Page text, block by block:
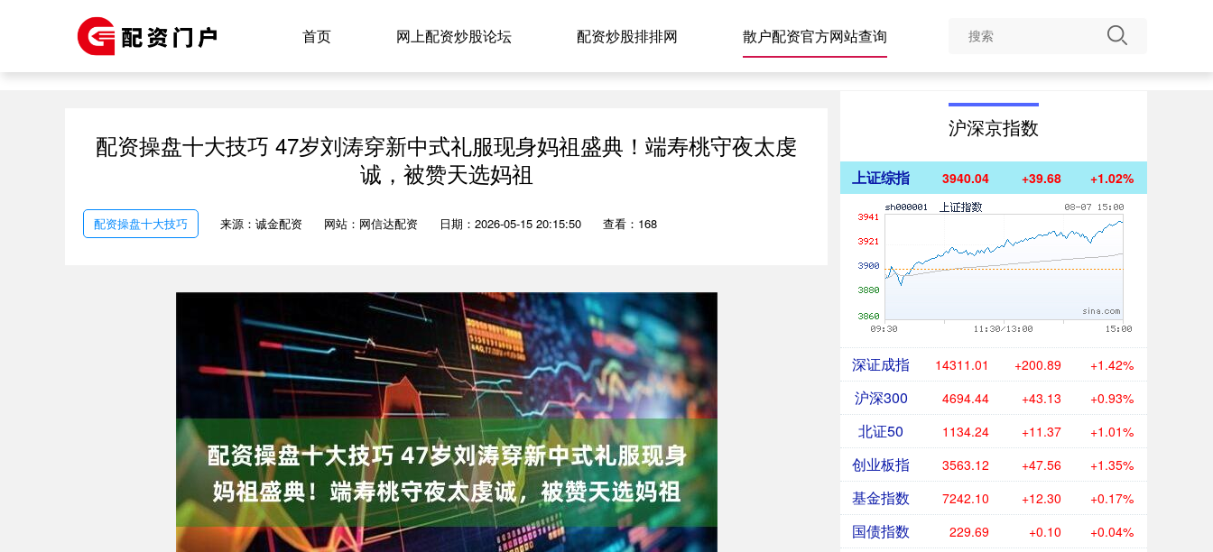
首页 网上配资炒股论坛 配资炒股排排网 散户配资官方网站查询
配资操盘十大技巧 47岁刘涛穿新中式礼服现身妈祖盛典！端寿桃守夜太虔
诚，被赞天选妈祖
配资操盘十大技巧 来源：诚金配资 网站：网信达配资 日期：2026-05-15 20:15:50 查看：168
沪深京指数
上证综指 3940.04 +39.68 +1.02%
深证成指 14311.01 +200.89 +1.42%
沪深300 4694.44 +43.13 +0.93%
北证50 1134.24 +11.37 +1.01%
创业板指 3563.12 +47.56 +1.35%
基金指数 7242.10 +12.30 +0.17%
国债指数 229.69 +0.10 +0.04%